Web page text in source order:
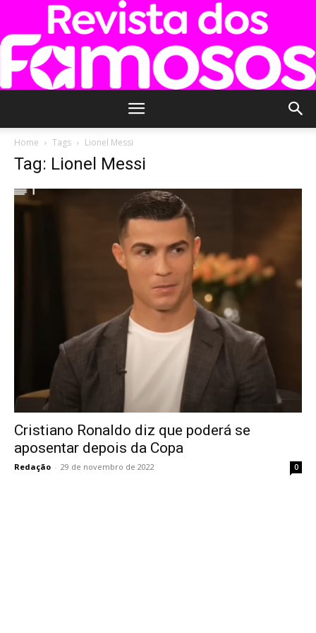
Famosos
Home Tags Lionel Messi
Tag: Lionel Messi
Cristiano Ronaldo diz que poderá se
aposentar depois da Copa
Redação - 29 de novembro de 2022 0